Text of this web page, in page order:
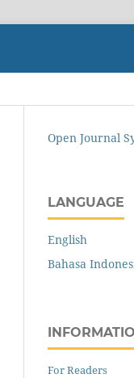
Open Journal
LANGUAGE
English
Bahasa
For Readers